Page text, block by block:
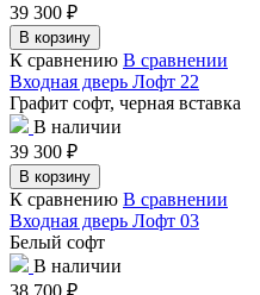
39 300 ₽
В корзину
К сравнению В сравнении
Входная дверь Лофт 22
Графит софт, черная вставка
В наличии
39 300 ₽
В корзину
К сравнению В сравнении
Входная дверь Лофт 03
Белый софт
В наличии
38 700 ₽